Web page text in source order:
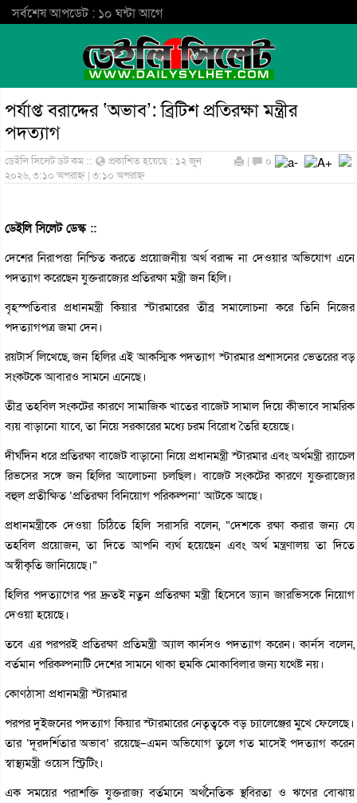
সর্বশেষ আপডেট : ১০ ঘন্টা আগে
পর্যাপ্ত বরাদ্দের ‘অভাব’: ব্রিটিশ প্রতিরক্ষা মন্ত্রীর
পদত্যাগ
ডেইলি সিলেট ডট কম ::
প্রকাশিত হয়েছে : ১২ জুন
২০২৬, ৩:১০ অপরাহ্ন | ৩:১০ অপরাহ্ন
| ০
ডেইলি সিলেট ডেস্ক ::
দেশের নিরাপত্তা নিশ্চিত করতে প্রয়োজনীয় অর্থ বরাদ্দ না দেওয়ার অভিযোগ এনে
পদত্যাগ করেছেন যুক্তরাজ্যের প্রতিরক্ষা মন্ত্রী জন হিলি।
বৃহস্পতিবার প্রধানমন্ত্রী কিয়ার স্টারমারের তীব্র সমালোচনা করে তিনি নিজের
পদত্যাগপত্র জমা দেন।
রয়টার্স লিখেছে, জন হিলির এই আকস্মিক পদত্যাগ স্টারমার প্রশাসনের ভেতরের বড়
সংকটকে আবারও সামনে এনেছে।
তীব্র তহবিল সংকটের কারণে সামাজিক খাতের বাজেট সামাল দিয়ে কীভাবে সামরিক
ব্যয় বাড়ানো যাবে, তা নিয়ে সরকারের মধ্যে চরম বিরোধ তৈরি হয়েছে।
দীর্ঘদিন ধরে প্রতিরক্ষা বাজেট বাড়ানো নিয়ে প্রধানমন্ত্রী স্টারমার এবং অর্থমন্ত্রী র‍্যাচেল
রিভসের সঙ্গে জন হিলির আলোচনা চলছিল। বাজেট সংকটের কারণে যুক্তরাজ্যের
বহুল প্রতীক্ষিত ‘প্রতিরক্ষা বিনিয়োগ পরিকল্পনা’ আটকে আছে।
প্রধানমন্ত্রীকে দেওয়া চিঠিতে হিলি সরাসরি বলেন, “দেশকে রক্ষা করার জন্য যে
তহবিল প্রয়োজন, তা দিতে আপনি ব্যর্থ হয়েছেন এবং অর্থ মন্ত্রণালয় তা দিতে
অস্বীকৃতি জানিয়েছে।”
হিলির পদত্যাগের পর দ্রুতই নতুন প্রতিরক্ষা মন্ত্রী হিসেবে ড্যান জারভিসকে নিয়োগ
দেওয়া হয়েছে।
তবে এর পরপরই প্রতিরক্ষা প্রতিমন্ত্রী অ্যাল কার্নসও পদত্যাগ করেন। কার্নস বলেন,
বর্তমান পরিকল্পনাটি দেশের সামনে থাকা হুমকি মোকাবিলার জন্য যথেষ্ট নয়।
কোণঠাসা প্রধানমন্ত্রী স্টারমার
পরপর দুইজনের পদত্যাগ কিয়ার স্টারমারের নেতৃত্বকে বড় চ্যালেঞ্জের মুখে ফেলেছে।
তার ‘দূরদর্শিতার অভাব’ রয়েছে–এমন অভিযোগ তুলে গত মাসেই পদত্যাগ করেন
স্বাস্থ্যমন্ত্রী ওয়েস স্ট্রিটিং।
এক সময়ের পরাশক্তি যুক্তরাজ্য বর্তমানে অর্থনৈতিক স্থবিরতা ও ঋণের বোঝায়